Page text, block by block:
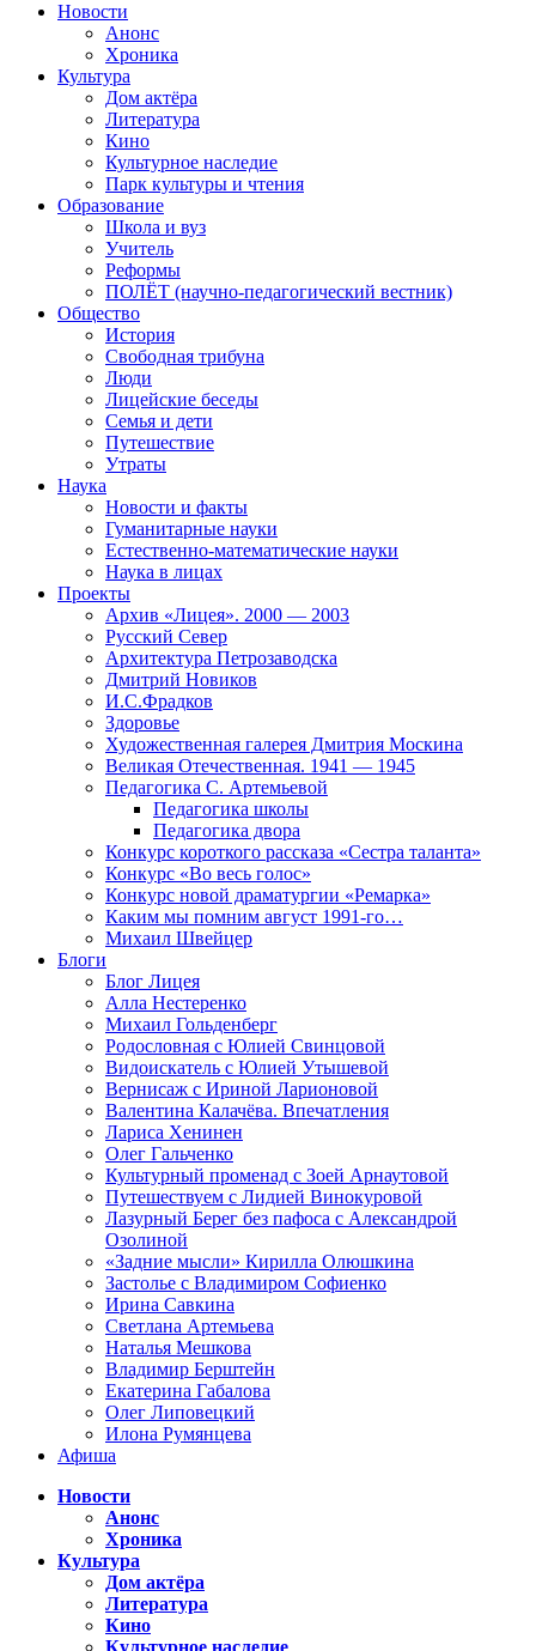
Новости
Анонс
Хроника
Культура
Дом актёра
Литература
Кино
Культурное наследие
Парк культуры и чтения
Образование
Школа и вуз
Учитель
Реформы
ПОЛЁТ (научно-педагогический вестник)
Общество
История
Свободная трибуна
Люди
Лицейские беседы
Семья и дети
Путешествие
Утраты
Наука
Новости и факты
Гуманитарные науки
Естественно-математические науки
Наука в лицах
Проекты
Архив «Лицея». 2000 — 2003
Русский Север
Архитектура Петрозаводска
Дмитрий Новиков
И.С.Фрадков
Здоровье
Художественная галерея Дмитрия Москина
Великая Отечественная. 1941 — 1945
Педагогика С. Артемьевой
Педагогика школы
Педагогика двора
Конкурс короткого рассказа «Сестра таланта»
Конкурс «Во весь голос»
Конкурс новой драматургии «Ремарка»
Каким мы помним август 1991-го…
Михаил Швейцер
Блоги
Блог Лицея
Алла Нестеренко
Михаил Гольденберг
Родословная с Юлией Свинцовой
Видоискатель с Юлией Утышевой
Вернисаж с Ириной Ларионовой
Валентина Калачёва. Впечатления
Лариса Хенинен
Олег Гальченко
Культурный променад с Зоей Арнаутовой
Путешествуем с Лидией Винокуровой
Лазурный Берег без пафоса с Александрой
Озолиной
«Задние мысли» Кирилла Олюшкина
Застолье с Владимиром Софиенко
Ирина Савкина
Светлана Артемьева
Наталья Мешкова
Владимир Берштейн
Екатерина Габалова
Олег Липовецкий
Илона Румянцева
Афиша
Новости
Анонс
Хроника
Культура
Дом актёра
Литература
Кино